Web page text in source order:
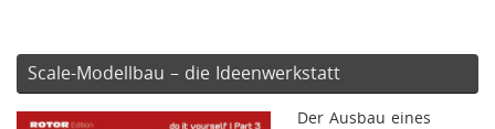
Scale-Modellbau – die Ideenwerkstatt
Der Ausbau eines